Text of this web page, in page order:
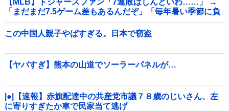
【MLB】ドジャースファン「7連敗はしんどいわ……」 →
「まだまだ7.5ゲーム差もあるんだぞ」「毎年暑い季節に負
けることが増えるけど結局10月には勝って終わるんだよ」
この中国人親子やばすぎる。日本で窃盗
【ヤバすぎ】熊本の山道でソーラーパネルが…
|●|【速報】赤旗配達中の共産党市議７８歳のじいさん、左
に寄りすぎたか車で民家当て逃げ